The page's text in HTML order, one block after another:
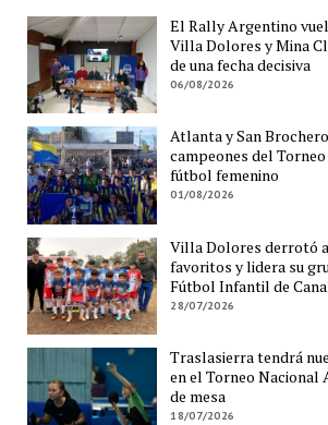
El Rally Argentino
Villa Dolores y Mina
de una fecha decisiva
06/08/2026
Atlanta y San
campeones del
fútbol femenino
01/08/2026
Villa Dolores derrotó
favoritos y lidera su
Fútbol Infantil de
28/07/2026
Traslasierra tendrá
en el Torneo Nacional
de mesa
18/07/2026